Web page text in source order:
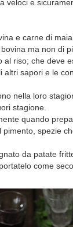
veloci e
e carne di
ma non di
riso; che deve
altri sapori e le
nella loro
stagione.
quando
spezie
da patate
come